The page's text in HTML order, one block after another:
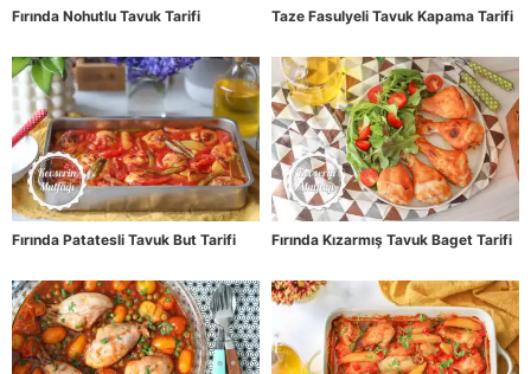
Fırında Nohutlu Tavuk Tarifi Taze Fasulyeli Tavuk Kapama Tarifi
Fırında Patatesli Tavuk But Tarifi Fırında Kızarmış Tavuk Baget Tarifi